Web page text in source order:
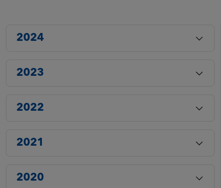
2024
2023
2022
2021
2020